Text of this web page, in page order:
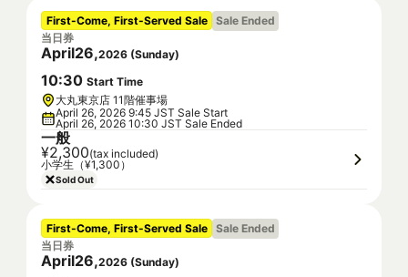
First-Come, First-Served Sale Sale Ended
当日券
April26,2026 (Sunday)
10:30 Start Time
大丸東京店 11階催事場
April 26, 2026 9:45 JST Sale Start
April 26, 2026 10:30 JST Sale Ended
一般
¥2,300(tax included)
小学生（¥1,300）
Sold Out
First-Come, First-Served Sale Sale Ended
当日券
April26,2026 (Sunday)